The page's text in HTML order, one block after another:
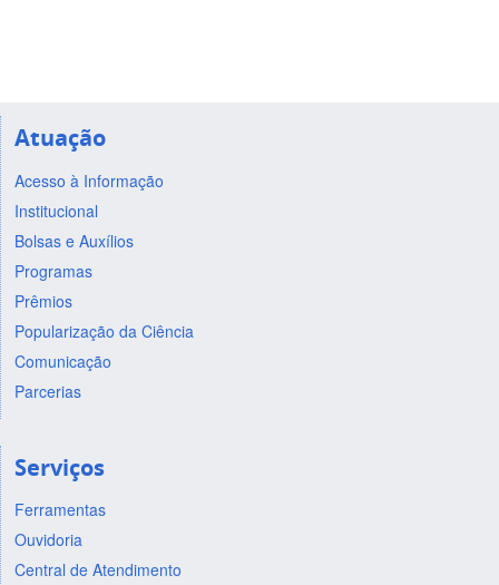
Atuação
Acesso à Informação
Institucional
Bolsas e Auxílios
Programas
Prêmios
Popularização da Ciência
Comunicação
Parcerias
Serviços
Ferramentas
Ouvidoria
Central de Atendimento